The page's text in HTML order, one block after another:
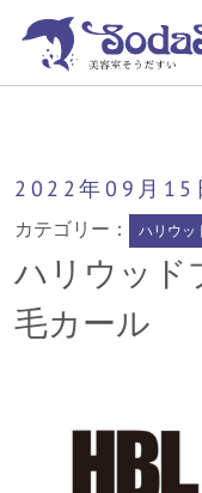
2022年09月 15
カテゴリー： ハリウッ
ハリウッド
毛カール